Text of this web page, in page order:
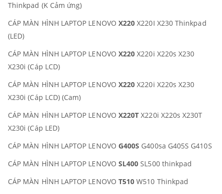
Thinkpad (K Cảm ứng)
CÁP MÀN HÌNH LAPTOP LENOVO X220 X220I X230 Thinkpad
(LED)
CÁP MÀN HÌNH LAPTOP LENOVO X220 X220i X220s X230
X230i (Cáp LCD)
CÁP MÀN HÌNH LAPTOP LENOVO X220 X220i X220s X230
X230i (Cáp LCD) (Cam)
CÁP MÀN HÌNH LAPTOP LENOVO X220T X220i X220s X230T
X230i (Cáp LED)
CÁP MÀN HÌNH LAPTOP LENOVO G400S G400sa G405S G410S
CÁP MÀN HÌNH LAPTOP LENOVO SL400 SL500 thinkpad
CÁP MÀN HÌNH LAPTOP LENOVO T510 W510 Thinkpad